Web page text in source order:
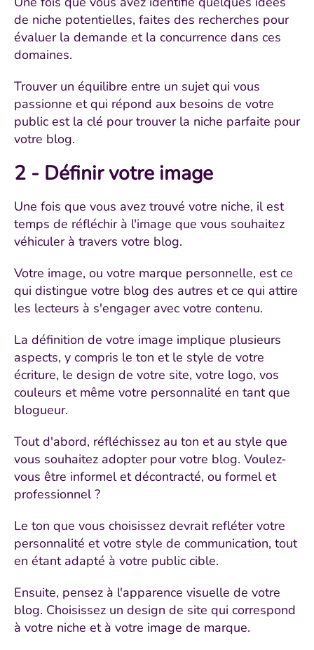
de niche potentielles, faites des recherches pour
évaluer la demande et la concurrence dans ces
domaines.
Trouver un équilibre entre un sujet qui vous
passionne et qui répond aux besoins de votre
public est la clé pour trouver la niche parfaite pour
votre blog.
2 - Définir votre image
Une fois que vous avez trouvé votre niche, il est
temps de réfléchir à l'image que vous souhaitez
véhiculer à travers votre blog.
Votre image, ou votre marque personnelle, est ce
qui distingue votre blog des autres et ce qui attire
les lecteurs à s'engager avec votre contenu.
La définition de votre image implique plusieurs
aspects, y compris le ton et le style de votre
écriture, le design de votre site, votre logo, vos
couleurs et même votre personnalité en tant que
blogueur.
Tout d'abord, réfléchissez au ton et au style que
vous souhaitez adopter pour votre blog. Voulez-
vous être informel et décontracté, ou formel et
professionnel ?
Le ton que vous choisissez devrait refléter votre
personnalité et votre style de communication, tout
en étant adapté à votre public cible.
Ensuite, pensez à l'apparence visuelle de votre
blog. Choisissez un design de site qui correspond
à votre niche et à votre image de marque.